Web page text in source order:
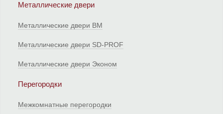
Металлические двери
Металлические двери ВМ
Металлические двери SD-PROF
Металлические двери Эконом
Перегородки
Межкомнатные перегородки